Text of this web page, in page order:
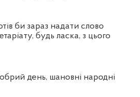
би зараз надати слово
будь ласка, з цього
день, шановні народні